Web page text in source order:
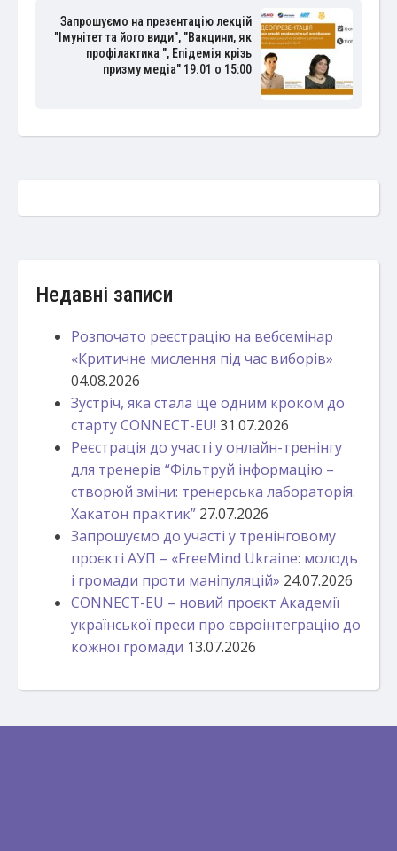
Запрошуємо на презентацію лекцій
"Імунітет та його види", "Вакцини, як
профілактика ", Епідемія крізь
призму медіа" 19.01 о 15:00
Недавні записи
Розпочато реєстрацію на вебсемінар
«Критичне мислення під час виборів»
04.08.2026
Зустріч, яка стала ще одним кроком до
старту CONNECT-EU! 31.07.2026
Реєстрація до участі у онлайн-тренінгу
для тренерів “Фільтруй інформацію –
створюй зміни: тренерська лабораторія.
Хакатон практик” 27.07.2026
Запрошуємо до участі у тренінговому
проєкті АУП – «FreeMind Ukraine: молодь
і громади проти маніпуляцій» 24.07.2026
CONNECT-EU – новий проєкт Академії
української преси про євроінтеграцію до
кожної громади 13.07.2026